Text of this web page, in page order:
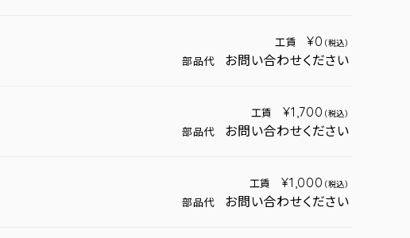
工賃 ¥0 （税込）
部品代 お問い合わせください
工賃 ¥1,700 （税込）
部品代 お問い合わせください
工賃 ¥1,000 （税込）
部品代 お問い合わせください